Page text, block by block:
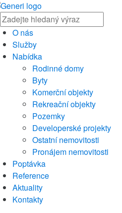
O nás
Služby
Nabídka
Rodinné domy
Byty
Komerční objekty
Rekreační objekty
Pozemky
Developerské projekty
Ostatní nemovitosti
Pronájem nemovitosti
Poptávka
Reference
Aktuality
Kontakty